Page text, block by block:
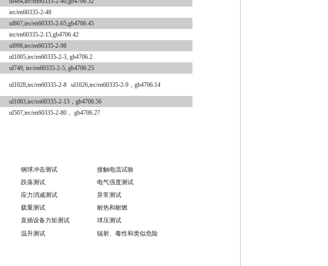
iec/en60335-2-48
ul867,iec/en60335-2-65,gb4706.45
iec/en60335-2-15,gb4706.42
ul998,iec/en60335-2-98
ul1005,iec/en60335-2-3, gb4706.2
ul749, iec/en60335-2-5, gb4706.25
ul1028,iec/en60335-2-8 ul1026,iec/en60335-2-9，gb4706.14
ul1083,iec/en60335-2-13，gb4706.56
ul507,iec/en60335-2-80， gb4706.27
钢球冲击测试
接触电流试验
跌落测试
电气强度测试
应力消减测试
异常测试
载重测试
耐热和耐燃
直插设备力矩测试
球压测试
温升测试 辐射、毒性和类似危险